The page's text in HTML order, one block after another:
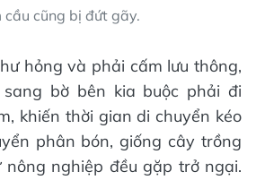
cầu cũng bị đứt gãy.
hỏng và phải cấm lưu thông,
bờ bên kia buộc phải đi
khiến thời gian di chuyển kéo
phân bón, giống cây trồng
nghiệp đều gặp trở ngại.